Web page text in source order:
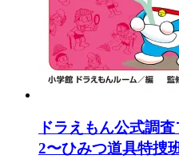
ドラえもん公式調
2〜ひみつ道具特捜